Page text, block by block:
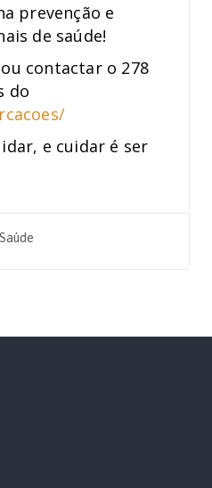
prevenção e
de saúde!
contactar o 278
do
e cuidar é ser
Saúde